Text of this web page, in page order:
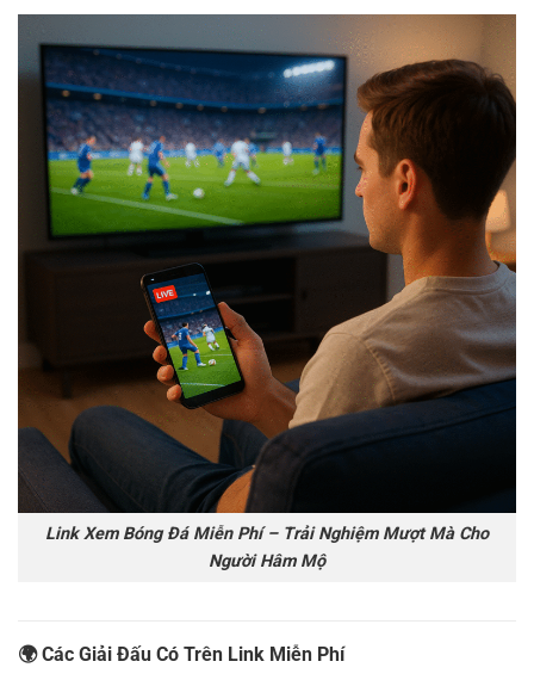
Link Xem Bóng Đá Miễn Phí – Trải Nghiệm Mượt Mà Cho
Người Hâm Mộ
🌍Các Giải Đấu Có Trên Link Miễn Phí